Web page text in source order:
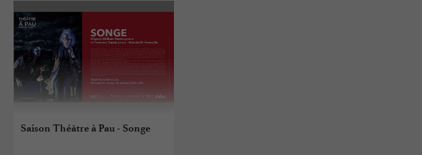
Saison Théâtre à Pau - Songe